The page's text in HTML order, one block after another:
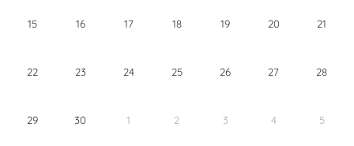
15 16 17 18 19 20 21
22 23 24 25 26 27 28
29 30 1 2 3 4 5